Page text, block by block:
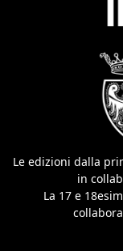
Le edizioni dalla
in
La 17 e